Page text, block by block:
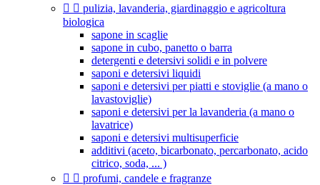
  pulizia, lavanderia, giardinaggio e agricoltura
biologica
sapone in scaglie
sapone in cubo, panetto o barra
detergenti e detersivi solidi e in polvere
saponi e detersivi liquidi
saponi e detersivi per piatti e stoviglie (a mano o
lavastoviglie)
saponi e detersivi per la lavanderia (a mano o
lavatrice)
saponi e detersivi multisuperficie
additivi (aceto, bicarbonato, percarbonato, acido
citrico, soda, ... )
  profumi, candele e fragranze